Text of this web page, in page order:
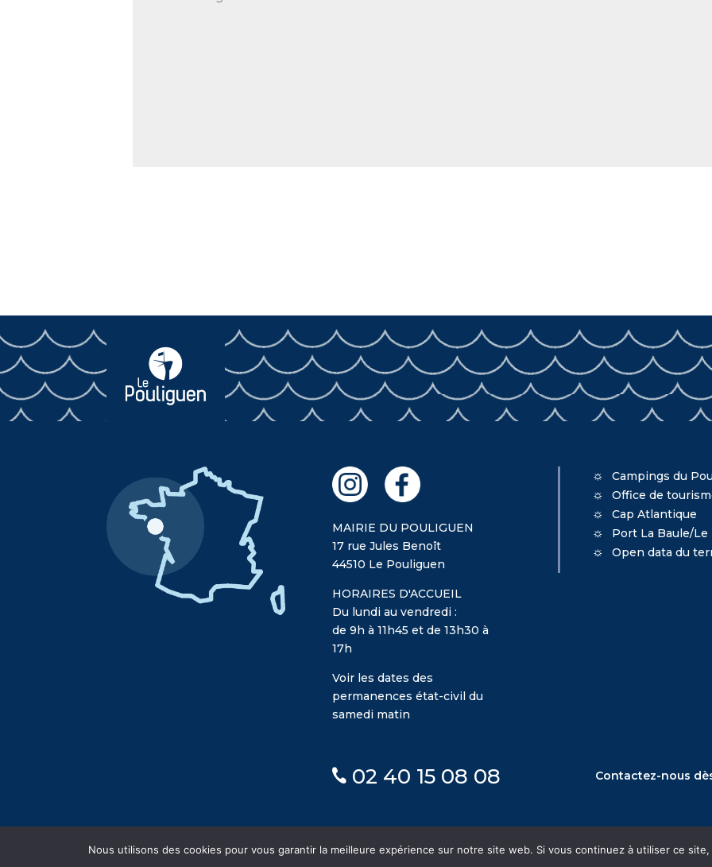
MAIRIE DU POULIGUEN
17 rue Jules Benoît
44510 Le Pouliguen
HORAIRES D'ACCUEIL
Du lundi au vendredi :
de 9h à 11h45 et de 13h30 à
17h
Voir les dates des
permanences état-civil du
samedi matin
Campings du
Office de
Cap Atlantique
Port La Baule/
Open data du
02 40 15 08 08 Contactez-nous
© Mairie du Pouliguen - CréationOniti - DesignMacKenzie-Mentions légales
Nous utilisons des cookies pour vous garantir la meilleure expérience sur notre site web. Si vous continuez à utiliser ce